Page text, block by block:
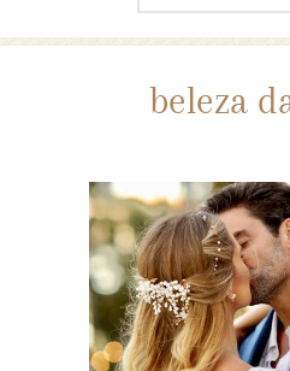
beleza